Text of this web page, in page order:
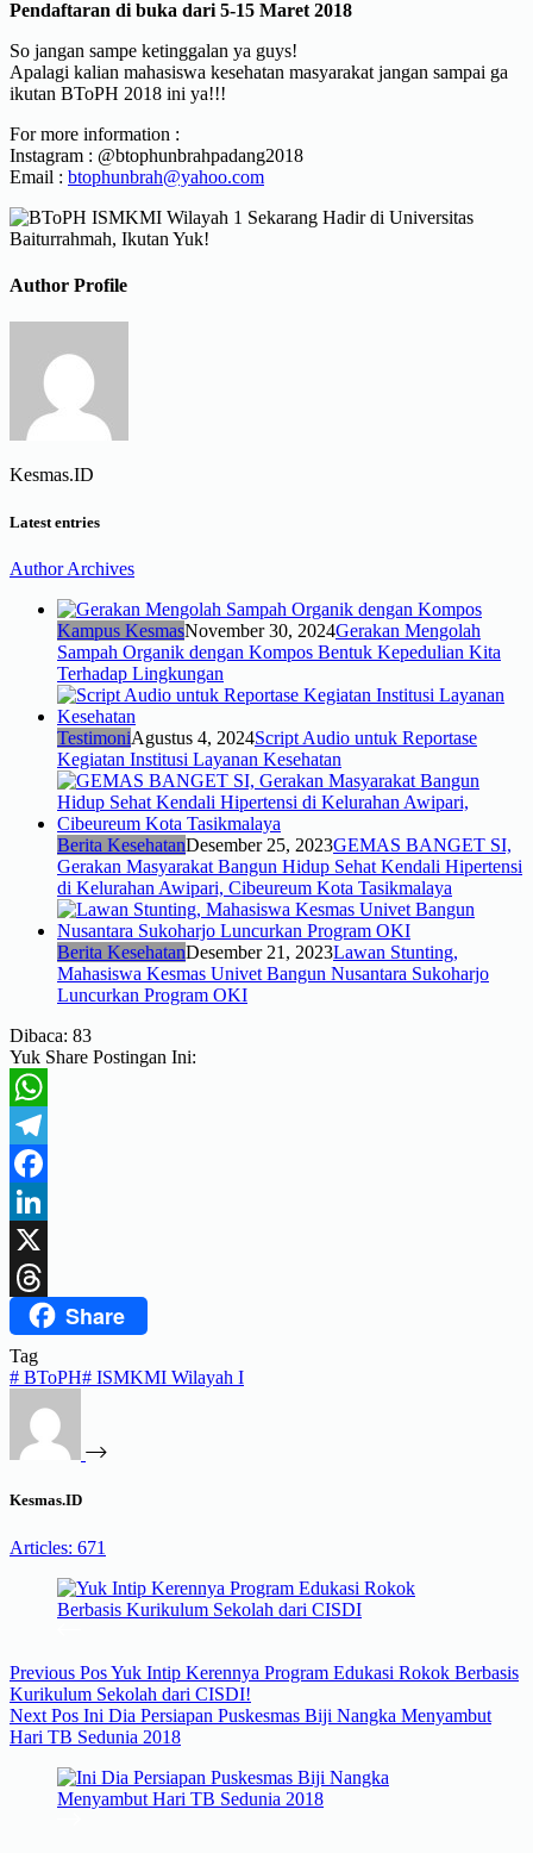
Pendaftaran di buka dari 5-15 Maret 2018
So jangan sampe ketinggalan ya guys!
Apalagi kalian mahasiswa kesehatan masyarakat jangan sampai ga
ikutan BToPH 2018 ini ya!!!
For more information :
Instagram : @btophunbrahpadang2018
Email : btophunbrah@yahoo.com
Author Profile
Kesmas.ID
Latest entries
Author Archives
Kampus KesmasNovember 30, 2024Gerakan Mengolah
Sampah Organik dengan Kompos Bentuk Kepedulian Kita
Terhadap Lingkungan
TestimoniAgustus 4, 2024Script Audio untuk Reportase
Kegiatan Institusi Layanan Kesehatan
Berita KesehatanDesember 25, 2023GEMAS BANGET SI,
Gerakan Masyarakat Bangun Hidup Sehat Kendali Hipertensi
di Kelurahan Awipari, Cibeureum Kota Tasikmalaya
Berita KesehatanDesember 21, 2023Lawan Stunting,
Mahasiswa Kesmas Univet Bangun Nusantara Sukoharjo
Luncurkan Program OKI
Dibaca: 83
Yuk Share Postingan Ini:
WhatsApp
Telegram
Facebook
LinkedIn
X
ThreadsShare
Tag
# BToPH# ISMKMI Wilayah I
Kesmas.ID
Articles: 671
Previous PosYuk Intip Kerennya Program Edukasi Rokok Berbasis
Kurikulum Sekolah dari CISDI!
Next Pos Ini Dia Persiapan Puskesmas Biji Nangka Menyambut
Hari TB Sedunia 2018